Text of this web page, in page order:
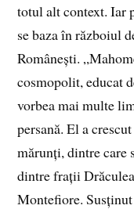
totul alt context. Iar
se baza în războiul
Românești.
cosmopolit, educat
vorbea mai multe
persană. El a
mărunți, dintre care
dintre frații
Montefiore.